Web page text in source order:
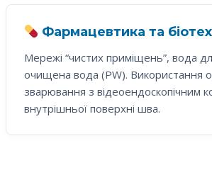
Фармацевтика та
Мережі “чистих приміщень”, вода
очищена вода (PW). Використання
зварювання з відеоендоскопічним
внутрішньої поверхні шва.